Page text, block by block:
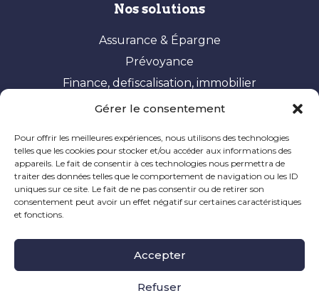
Gérer le consentement
Pour offrir les meilleures expériences, nous utilisons des technologies
telles que les cookies pour stocker et/ou accéder aux informations des
appareils. Le fait de consentir à ces technologies nous permettra de
traiter des données telles que le comportement de navigation ou les ID
uniques sur ce site. Le fait de ne pas consentir ou de retirer son
consentement peut avoir un effet négatif sur certaines caractéristiques
et fonctions.
Accepter
Refuser
Nos solutions
Assurance & Épargne
Prévoyance
Finance, defiscalisation, immobilier
Vos besoins
Constituer et valoriser son patrimoine
Optimisation fiscale
Préparer sa retraite
Ingénierie patrimoniale
Légales|Réclamation
novembre 2024